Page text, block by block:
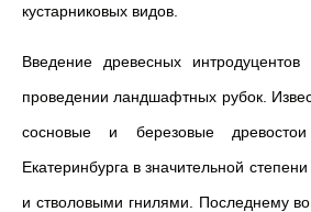
кустарниковых видов.
Введение древесных
проведении ландшафтных рубок.
сосновые и березовые
Екатеринбурга в значительной
и стволовыми гнилями. Последнему